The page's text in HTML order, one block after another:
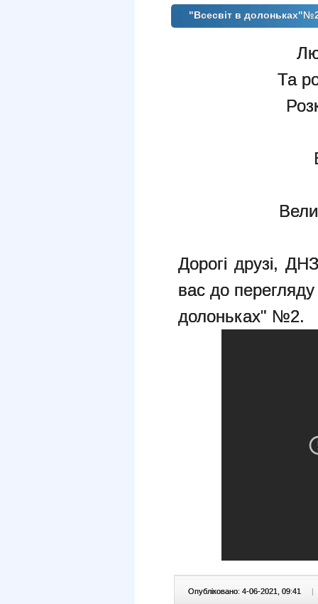
"Всесвіт в
Та
Дорогі друзі,
вас до
долоньках" №2.
Опубліковано: 4-06-2021, 09:41 |